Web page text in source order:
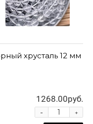
хрусталь 12 мм
1268.00руб.
+
-